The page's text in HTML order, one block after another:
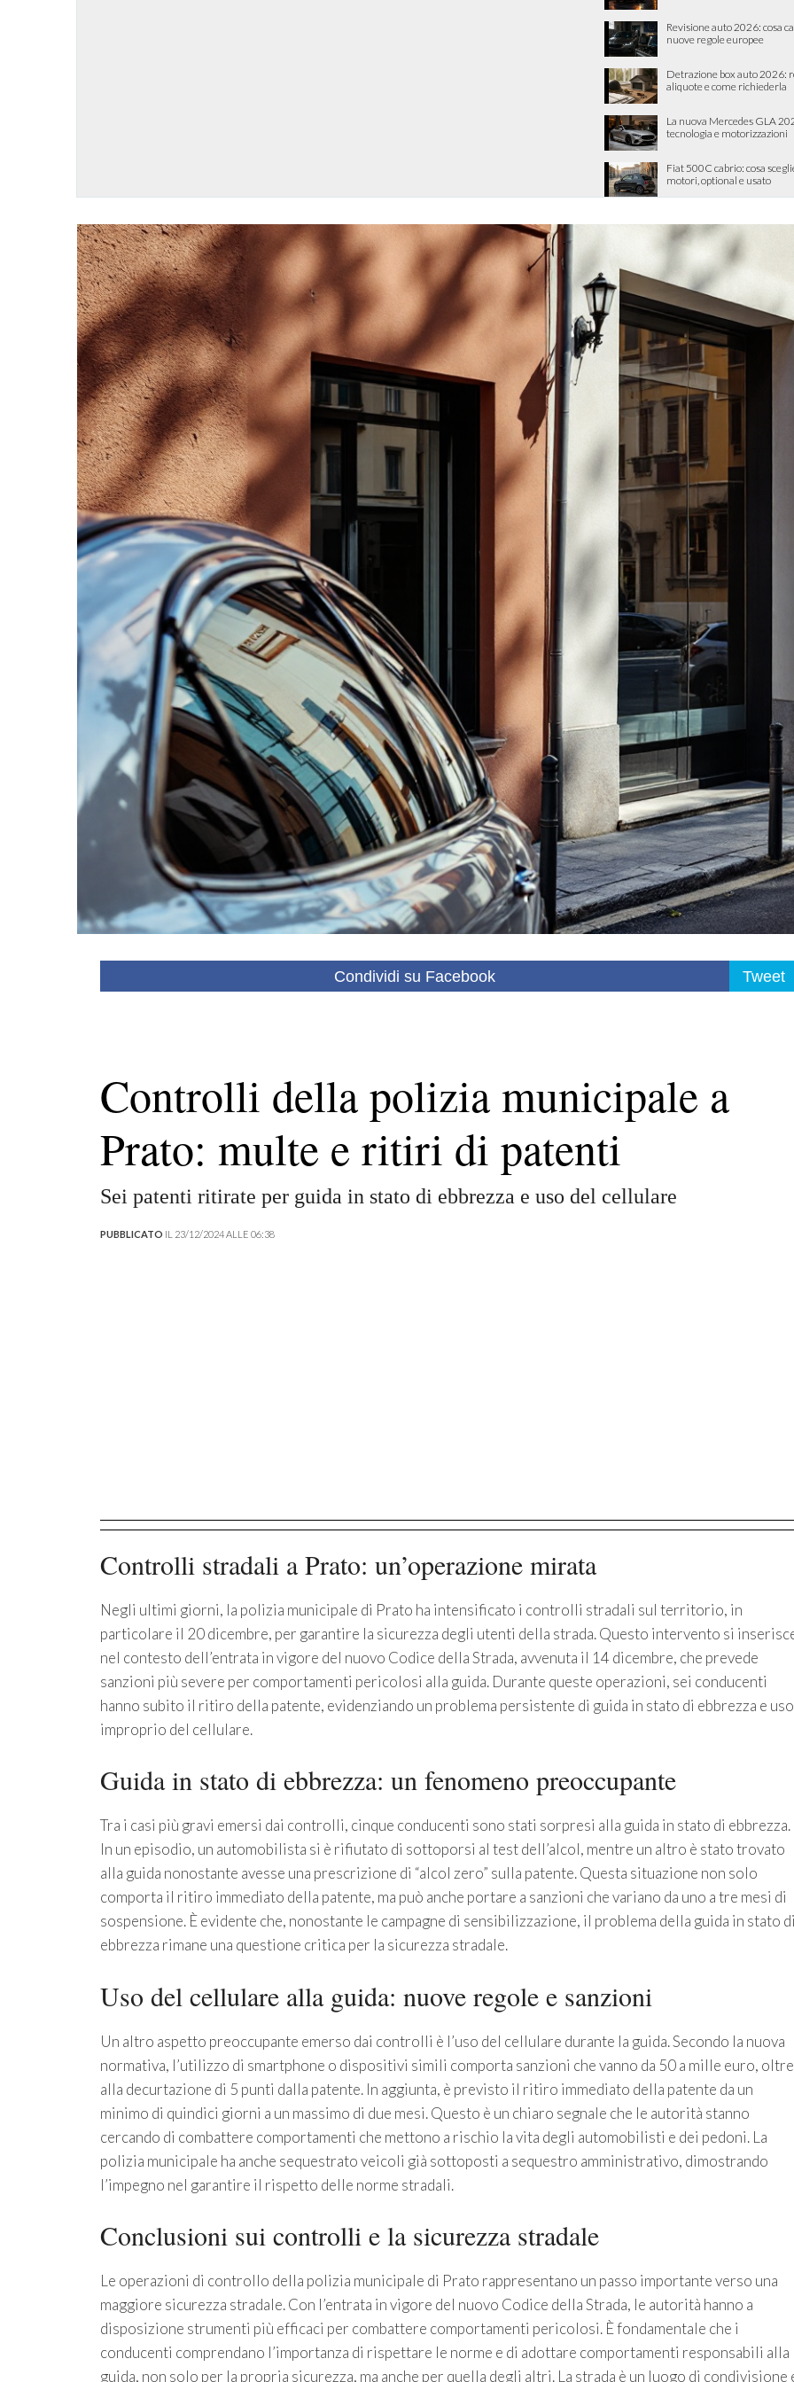
Revisione auto 2026: cosa
nuove regole europee
Detrazione box auto 2026:
aliquote e come richiederla
La nuova Mercedes GLA
tecnologia e motorizzazioni
Fiat 500C cabrio: cosa
motori, optional e usato
Condividi su Facebook Tweet
Controlli della polizia municipale a
Prato: multe e ritiri di patenti
Sei patenti ritirate per guida in stato di ebbrezza e uso del cellulare
PUBBLICATO IL 23/12/2024 ALLE 06:38
Controlli stradali a Prato: un’operazione mirata
Negli ultimi giorni, la polizia municipale di Prato ha intensificato i controlli stradali sul territorio, in
particolare il 20 dicembre, per garantire la sicurezza degli utenti della strada. Questo intervento si
nel contesto dell’entrata in vigore del nuovo Codice della Strada, avvenuta il 14 dicembre, che prevede
sanzioni più severe per comportamenti pericolosi alla guida. Durante queste operazioni, sei conducenti
hanno subito il ritiro della patente, evidenziando un problema persistente di guida in stato di ebbrezza e uso
improprio del cellulare.
Guida in stato di ebbrezza: un fenomeno preoccupante
Tra i casi più gravi emersi dai controlli, cinque conducenti sono stati sorpresi alla guida in stato di ebbrezza.
In un episodio, un automobilista si è rifiutato di sottoporsi al test dell’alcol, mentre un altro è stato trovato
alla guida nonostante avesse una prescrizione di “alcol zero” sulla patente. Questa situazione non solo
comporta il ritiro immediato della patente, ma può anche portare a sanzioni che variano da uno a tre mesi di
sospensione. È evidente che, nonostante le campagne di sensibilizzazione, il problema della guida in stato
ebbrezza rimane una questione critica per la sicurezza stradale.
Uso del cellulare alla guida: nuove regole e sanzioni
Un altro aspetto preoccupante emerso dai controlli è l’uso del cellulare durante la guida. Secondo la nuova
normativa, l’utilizzo di smartphone o dispositivi simili comporta sanzioni che vanno da 50 a mille euro, oltre
alla decurtazione di 5 punti dalla patente. In aggiunta, è previsto il ritiro immediato della patente da un
minimo di quindici giorni a un massimo di due mesi. Questo è un chiaro segnale che le autorità stanno
cercando di combattere comportamenti che mettono a rischio la vita degli automobilisti e dei pedoni. La
polizia municipale ha anche sequestrato veicoli già sottoposti a sequestro amministrativo, dimostrando
l’impegno nel garantire il rispetto delle norme stradali.
Conclusioni sui controlli e la sicurezza stradale
Le operazioni di controllo della polizia municipale di Prato rappresentano un passo importante verso una
maggiore sicurezza stradale. Con l’entrata in vigore del nuovo Codice della Strada, le autorità hanno a
disposizione strumenti più efficaci per combattere comportamenti pericolosi. È fondamentale che i
conducenti comprendano l’importanza di rispettare le norme e di adottare comportamenti responsabili alla
guida, non solo per la propria sicurezza, ma anche per quella degli altri. La strada è un luogo di condivisione